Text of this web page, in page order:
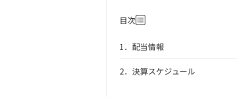
目次
1．配当情報
2．決算スケジュール